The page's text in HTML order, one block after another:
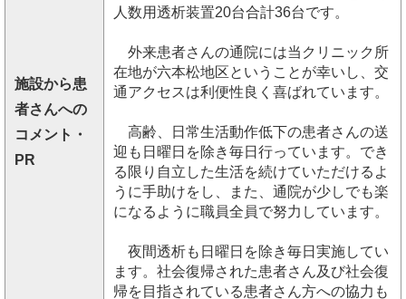
施設から患
者さんへの
コメント・
PR
人数用透析装置20台合計36台です。
外来患者さんの通院には当クリニック所
在地が六本松地区ということが幸いし、交
通アクセスは利便性良く喜ばれています。
高齢、日常生活動作低下の患者さんの送
迎も日曜日を除き毎日行っています。でき
る限り自立した生活を続けていただけるよ
うに手助けをし、また、通院が少しでも楽
になるように職員全員で努力しています。
夜間透析も日曜日を除き毎日実施してい
ます。社会復帰された患者さん及び社会復
帰を目指されている患者さん方への協力も